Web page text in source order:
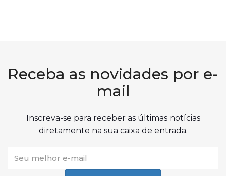
Toggle
Receba as novidades por e-
mail
Inscreva-se para receber as últimas notícias
diretamente na sua caixa de entrada.